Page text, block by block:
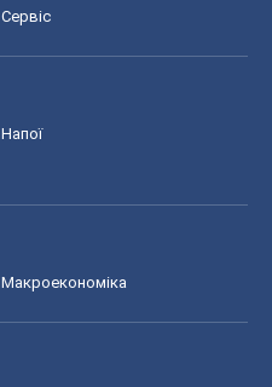
Сервіс
Напої
Макроекономіка